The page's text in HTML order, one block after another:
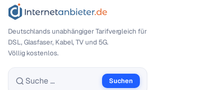
Deutschlands unabhängiger Tarif­vergleich für
DSL, Glasfaser, Kabel, TV und 5G.
Völlig kostenlos.
Suche nach:
Suchen